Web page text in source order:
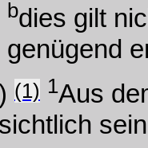
bdies gilt
genügend
(1) 1Aus
sein